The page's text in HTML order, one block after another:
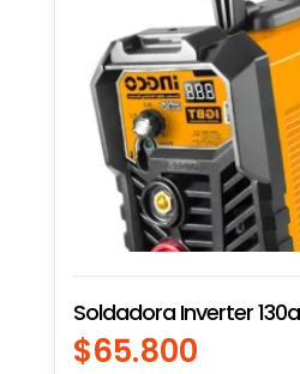
Soldadora Inverter
$65.800